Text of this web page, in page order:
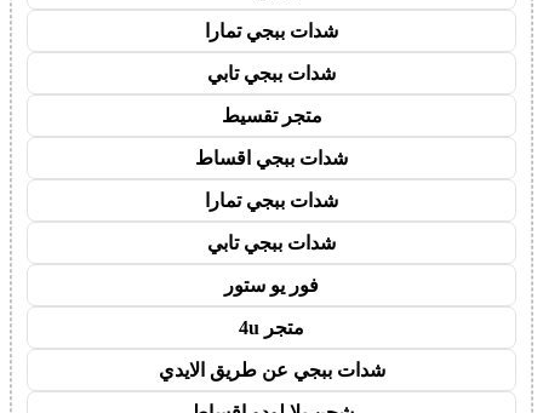
شدات ببجي تمارا
شدات ببجي تابي
متجر تقسيط
شدات ببجي اقساط
شدات ببجي تمارا
شدات ببجي تابي
فور يو ستور
متجر 4u
شدات ببجي عن طريق الايدي